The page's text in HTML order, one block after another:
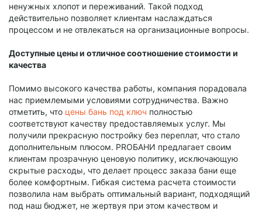
ненужных хлопот и переживаний. Такой подход
действительно позволяет клиентам наслаждаться
процессом и не отвлекаться на организационные вопросы.
Доступные цены и отличное соотношение стоимости и
качества
Помимо высокого качества работы, компания порадовала
нас приемлемыми условиями сотрудничества. Важно
отметить, что цены бань под ключ полностью
соответствуют качеству предоставляемых услуг. Мы
получили прекрасную постройку без переплат, что стало
дополнительным плюсом. PROБАНИ предлагает своим
клиентам прозрачную ценовую политику, исключающую
скрытые расходы, что делает процесс заказа бани еще
более комфортным. Гибкая система расчета стоимости
позволила нам выбрать оптимальный вариант, подходящий
под наш бюджет, не жертвуя при этом качеством и